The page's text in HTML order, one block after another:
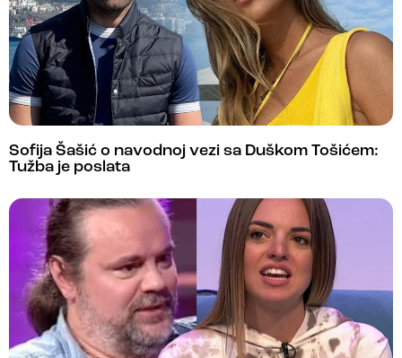
Sofija Šašić o navodnoj vezi sa Duškom Tošićem:
Tužba je poslata